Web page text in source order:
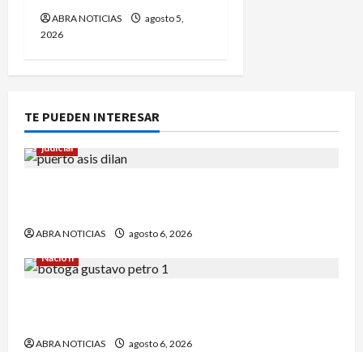
ABRA NOTICIAS
agosto 5,
2026
TE PUEDEN INTERESAR
judicial
ABRA NOTICIAS
agosto 6, 2026
Nación
ABRA NOTICIAS
agosto 6, 2026